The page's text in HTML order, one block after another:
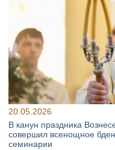
20.05.2026
В канун праздника
совершил всенощное
семинарии